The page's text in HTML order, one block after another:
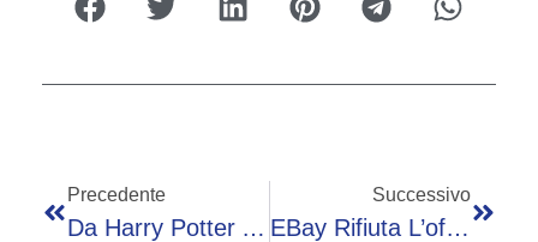
Precedente
Da Harry Potter Ad Alberto Angela: Gli Audiolibri Più Ascoltati
Successivo
EBay Rifiuta L’offerta Da 56 Miliardi Di GameStop